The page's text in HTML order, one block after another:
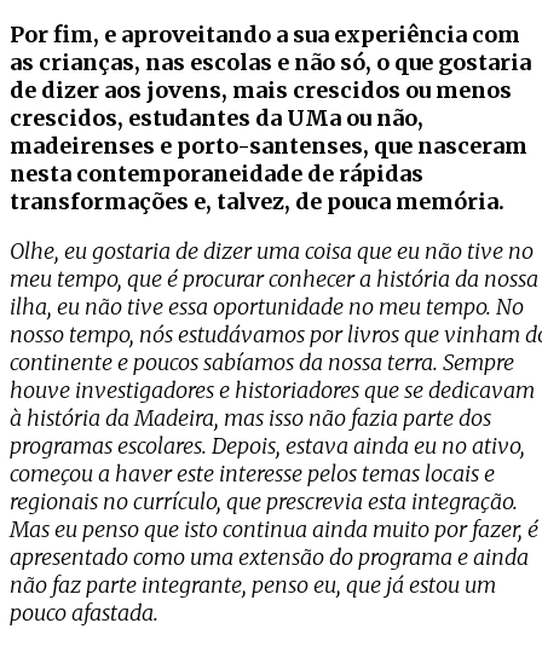
Por fim, e aproveitando a sua experiência com
as crianças, nas escolas e não só, o que gostaria
de dizer aos jovens, mais crescidos ou menos
crescidos, estudantes da UMa ou não,
madeirenses e porto-santenses, que nasceram
nesta contemporaneidade de rápidas
transformações e, talvez, de pouca memória.
Olhe, eu gostaria de dizer uma coisa que eu não tive no
meu tempo, que é procurar conhecer a história da nossa
ilha, eu não tive essa oportunidade no meu tempo. No
nosso tempo, nós estudávamos por livros que vinham
continente e poucos sabíamos da nossa terra. Sempre
houve investigadores e historiadores que se dedicavam
à história da Madeira, mas isso não fazia parte dos
programas escolares. Depois, estava ainda eu no ativo,
começou a haver este interesse pelos temas locais e
regionais no currículo, que prescrevia esta integração.
Mas eu penso que isto continua ainda muito por fazer, é
apresentado como uma extensão do programa e ainda
não faz parte integrante, penso eu, que já estou um
pouco afastada.